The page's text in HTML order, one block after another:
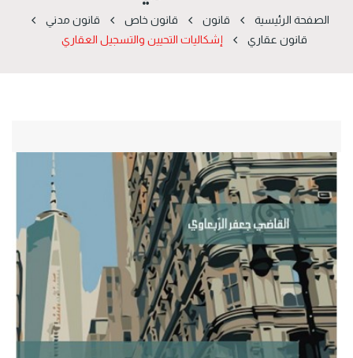
الصفحة الرئيسية قانون قانون خاص
قانون مدني
قانون عقاري
إشكاليات التحيين والتسجيل العقاري